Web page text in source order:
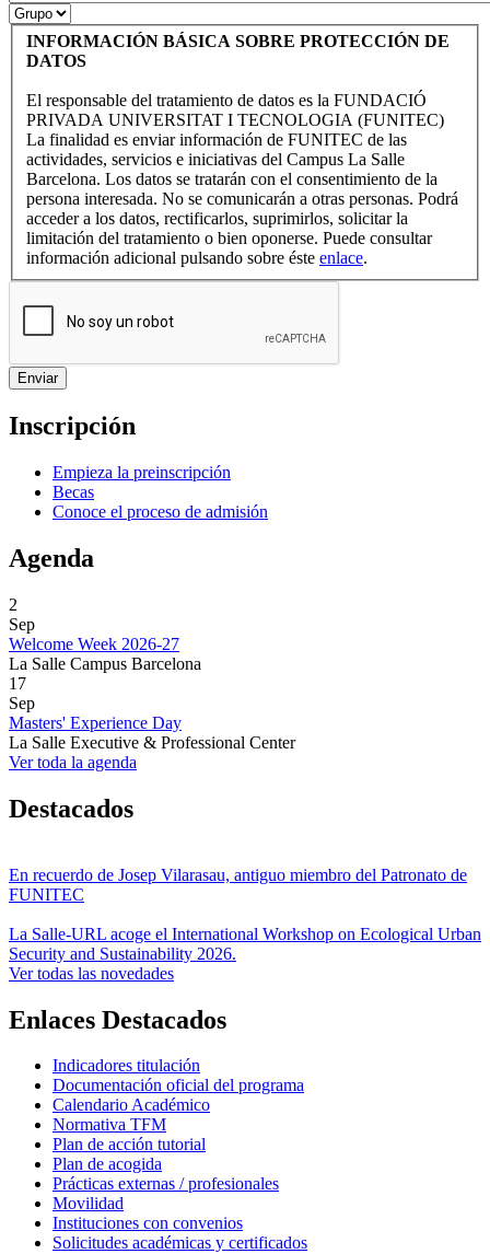
INFORMACIÓN BÁSICA SOBRE PROTECCIÓN DE
DATOS
El responsable del tratamiento de datos es la FUNDACIÓ
PRIVADA UNIVERSITAT I TECNOLOGIA (FUNITEC)
La finalidad es enviar información de FUNITEC de las
actividades, servicios e iniciativas del Campus La Salle
Barcelona. Los datos se tratarán con el consentimiento de la
persona interesada. No se comunicarán a otras personas. Podrá
acceder a los datos, rectificarlos, suprimirlos, solicitar la
limitación del tratamiento o bien oponerse. Puede consultar
información adicional pulsando sobre éste enlace.
Inscripción
Empieza la preinscripción
Becas
Conoce el proceso de admisión
Agenda
2
Sep
Welcome Week 2026-27
La Salle Campus Barcelona
17
Sep
Masters' Experience Day
La Salle Executive & Professional Center
Ver toda la agenda
Destacados
En recuerdo de Josep Vilarasau, antiguo miembro del Patronato de
FUNITEC
La Salle-URL acoge el International Workshop on Ecological Urban
Security and Sustainability 2026.
Ver todas las novedades
Enlaces Destacados
Indicadores titulación
Documentación oficial del programa
Calendario Académico
Normativa TFM
Plan de acción tutorial
Plan de acogida
Prácticas externas / profesionales
Movilidad
Instituciones con convenios
Solicitudes académicas y certificados